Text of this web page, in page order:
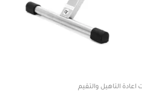
اعادة التاهيل والتقيم